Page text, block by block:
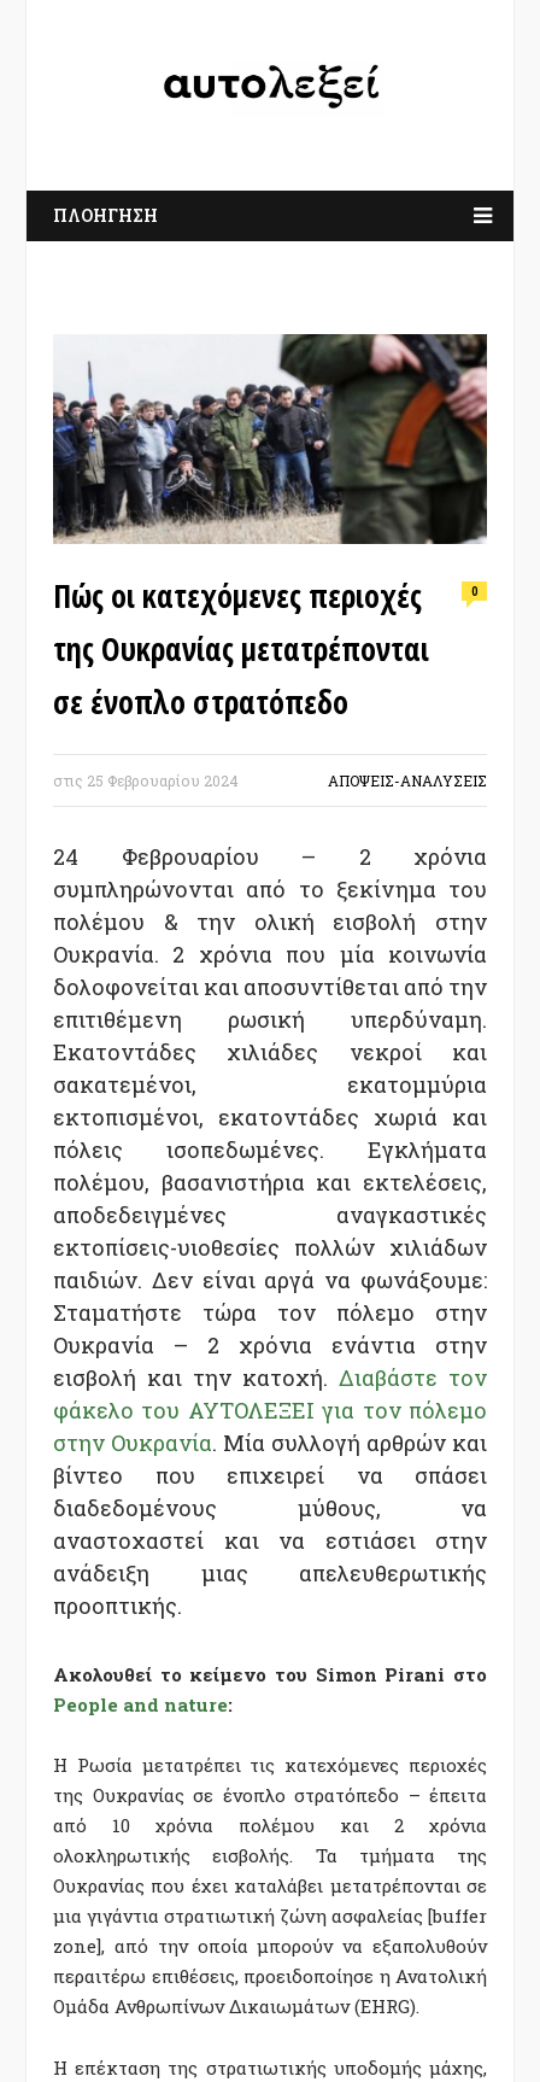
ΠΛΟΗΓΗΣΗ
Πώς οι κατεχόμενες περιοχές
της Ουκρανίας μετατρέπονται
σε ένοπλο στρατόπεδο
0
στις 25 Φεβρουαρίου 2024 ΑΠΟΨΕΙΣ-ΑΝΑΛΥΣΕΙΣ
24 Φεβρουαρίου – 2 χρόνια
συμπληρώνονται από το ξεκίνημα του
πολέμου & την ολική εισβολή στην
Ουκρανία. 2 χρόνια που μία κοινωνία
δολοφονείται και αποσυντίθεται από την
επιτιθέμενη ρωσική υπερδύναμη.
Εκατοντάδες χιλιάδες νεκροί και
σακατεμένοι, εκατομμύρια
εκτοπισμένοι, εκατοντάδες χωριά και
πόλεις ισοπεδωμένες. Εγκλήματα
πολέμου, βασανιστήρια και εκτελέσεις,
αποδεδειγμένες αναγκαστικές
εκτοπίσεις-υιοθεσίες πολλών χιλιάδων
παιδιών. Δεν είναι αργά να φωνάξουμε:
Σταματήστε τώρα τον πόλεμο στην
Ουκρανία – 2 χρόνια ενάντια στην
εισβολή και την κατοχή. Διαβάστε τον
φάκελο του ΑΥΤΟΛΕΞΕΙ για τον πόλεμο
στην Ουκρανία. Μία συλλογή αρθρών και
βίντεο που επιχειρεί να σπάσει
διαδεδομένους μύθους, να
αναστοχαστεί και να εστιάσει στην
ανάδειξη μιας απελευθερωτικής
προοπτικής.
Ακολουθεί το κείμενο του Simon Pirani στο
People and nature:
Η Ρωσία μετατρέπει τις κατεχόμενες περιοχές
της Ουκρανίας σε ένοπλο στρατόπεδο – έπειτα
από 10 χρόνια πολέμου και 2 χρόνια
ολοκληρωτικής εισβολής. Τα τμήματα της
Ουκρανίας που έχει καταλάβει μετατρέπονται σε
μια γιγάντια στρατιωτική ζώνη ασφαλείας [buffer
zone], από την οποία μπορούν να εξαπολυθούν
περαιτέρω επιθέσεις, προειδοποίησε η Ανατολική
Ομάδα Ανθρωπίνων Δικαιωμάτων (EHRG).
Η επέκταση της στρατιωτικής υποδομής μάχης,